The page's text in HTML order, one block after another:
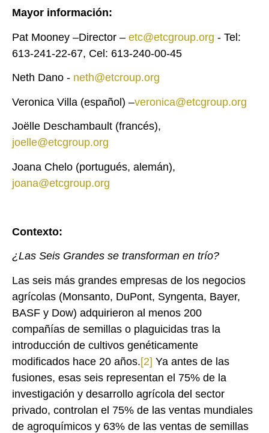
Mayor información:
Pat Mooney –Director – etc@etcgroup.org - Tel:
613-241-22-67, Cel: 613-240-00-45
Neth Dano - neth@etcroup.org
Veronica Villa (español) –veronica@etcgroup.org
Joëlle Deschambault (francés),
joelle@etcgroup.org
Joana Chelo (portugués, alemán),
joana@etcgroup.org
Contexto:
¿Las Seis Grandes se transforman en trío?
Las seis más grandes empresas de los negocios
agrícolas (Monsanto, DuPont, Syngenta, Bayer,
BASF y Dow) adquirieron al menos 200
compañías de semillas o plaguicidas tras la
introducción de cultivos genéticamente
modificados hace 20 años.[2] Ya antes de las
fusiones, esas seis representan el 75% de la
investigación y desarrollo agrícola del sector
privado, controlan el 75% de las ventas mundiales
de agroquímicos y 63% de las ventas de semillas